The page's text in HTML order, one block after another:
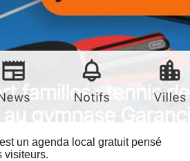
un agenda local gratuit pensé
visiteurs.